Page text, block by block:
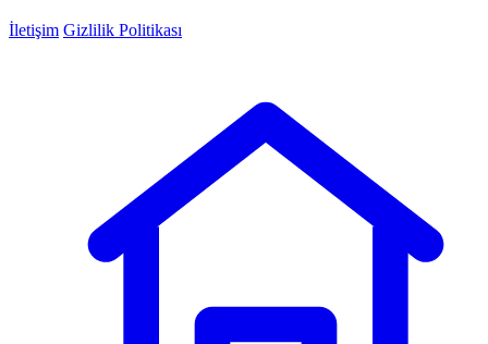
İletişim Gizlilik Politikası